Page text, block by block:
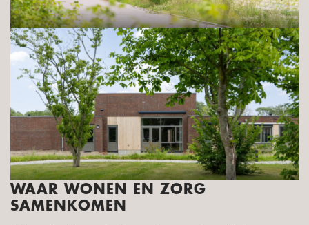
WAAR WONEN EN ZORG
SAMENKOMEN